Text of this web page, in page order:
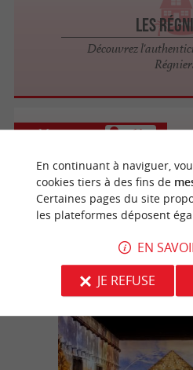
Les
Découvrez
Gîte de
Margueron 4.6 km
En continuant à naviguer,
cookies tiers à des fins de
Certaines pages du site
les plateformes déposent
EN
JE REFUSE